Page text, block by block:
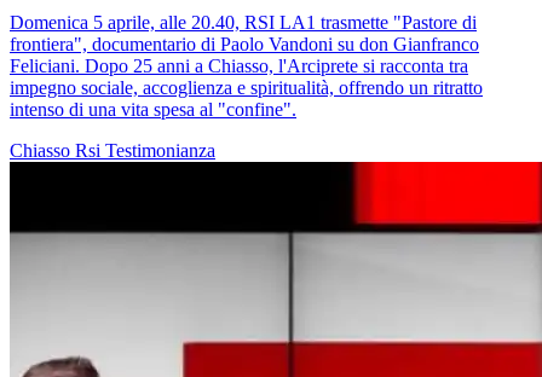
Domenica 5 aprile, alle 20.40, RSI LA1 trasmette "Pastore di
frontiera", documentario di Paolo Vandoni su don Gianfranco
Feliciani. Dopo 25 anni a Chiasso, l'Arciprete si racconta tra
impegno sociale, accoglienza e spiritualità, offrendo un ritratto
intenso di una vita spesa al "confine".
Chiasso Rsi Testimonianza